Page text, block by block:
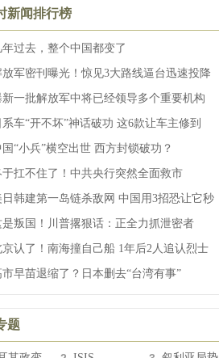
新闻排行榜
年过去，整个中国都变了
放军密刊曝光！惊见3大路线逼台迅速投降
新一批解放军中将已经领导多个重要机构
系车“开不坏”神话破功 这6款让车主修到
国“小兵”横空出世 西方封锁破功？
于扛不住了！中共央行突然全面救市
日韩建第一岛链杀敌网 中国用3招恐让它秒
是叛国！川普撂狠话：正全力抓泄密者
京认了！南海撞自己船 1年后2人追认烈士
市早苗退缩了？日本删去“台湾有事”
题